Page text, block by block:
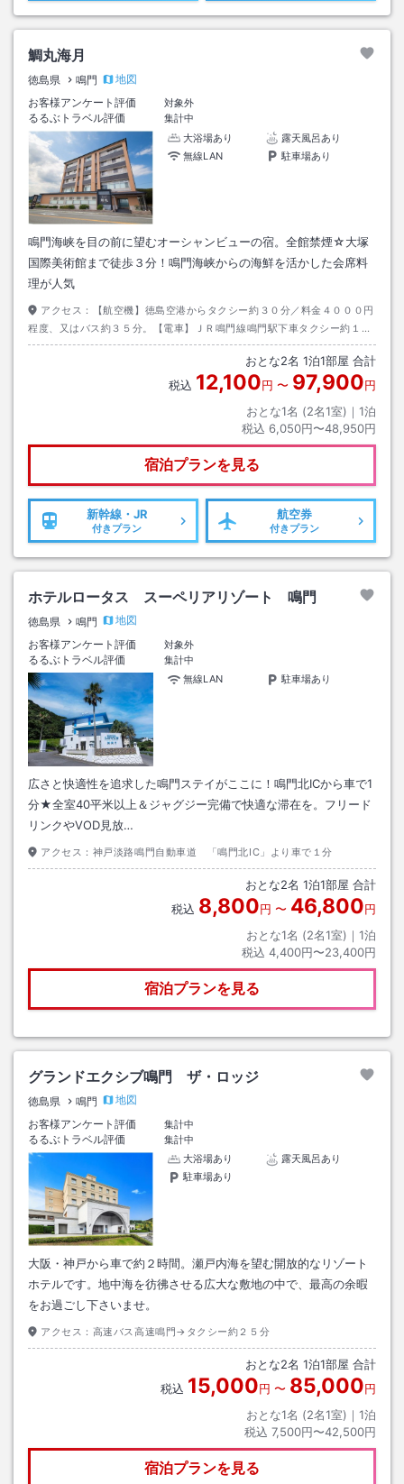
鯛丸海月
徳島県 鳴門
地図
お客様アンケート評価
対象外
るるぶトラベル評価
集計中
大浴場あり
露天風呂あり
無線LAN
駐車場あり
鳴門海峡を目の前に望むオーシャンビューの宿。全館禁煙☆大塚
国際美術館まで徒歩３分！鳴門海峡からの海鮮を活かした会席料
理が人気
アクセス：
【航空機】徳島空港からタクシー約３０分／料金４０００円
程度、又はバス約３５分。【電車】ＪＲ鳴門線鳴門駅下車タクシー約１５
分。【お車】神戸淡路鳴門自動車道鳴門北I．C利用。
おとな2名 1泊1部屋 合計
税込 12,100円 〜 97,900円
おとな1名 (2名1室)｜ 1泊
税込 6,050円〜48,950円
宿泊プランを見る
新幹線・JR
付きプラン
航空券
付きプラン
ホテルロータス スーペリアリゾート 鳴門
徳島県 鳴門
地図
お客様アンケート評価
対象外
るるぶトラベル評価
集計中
無線LAN
駐車場あり
広さと快適性を追求した鳴門ステイがここに！鳴門北ICから車で1
分★全室40平米以上＆ジャグジー完備で快適な滞在を。フリード
リンクやVOD見放…
アクセス： 神戸淡路鳴門自動車道 「鳴門北IC」より車で１分
おとな2名 1泊1部屋 合計
税込 8,800円 〜 46,800円
おとな1名 (2名1室)｜ 1泊
税込 4,400円〜23,400円
宿泊プランを見る
グランドエクシブ鳴門 ザ・ロッジ
徳島県 鳴門
地図
お客様アンケート評価
集計中
るるぶトラベル評価
集計中
大浴場あり
露天風呂あり
駐車場あり
大阪・神戸から車で約２時間。瀬戸内海を望む開放的なリゾート
ホテルです。地中海を彷彿させる広大な敷地の中で、最高の余暇
をお過ごし下さいませ。
アクセス： 高速バス高速鳴門→タクシー約２５分
おとな2名 1泊1部屋 合計
税込 15,000円 〜 85,000円
おとな1名 (2名1室)｜ 1泊
税込 7,500円〜42,500円
宿泊プランを見る